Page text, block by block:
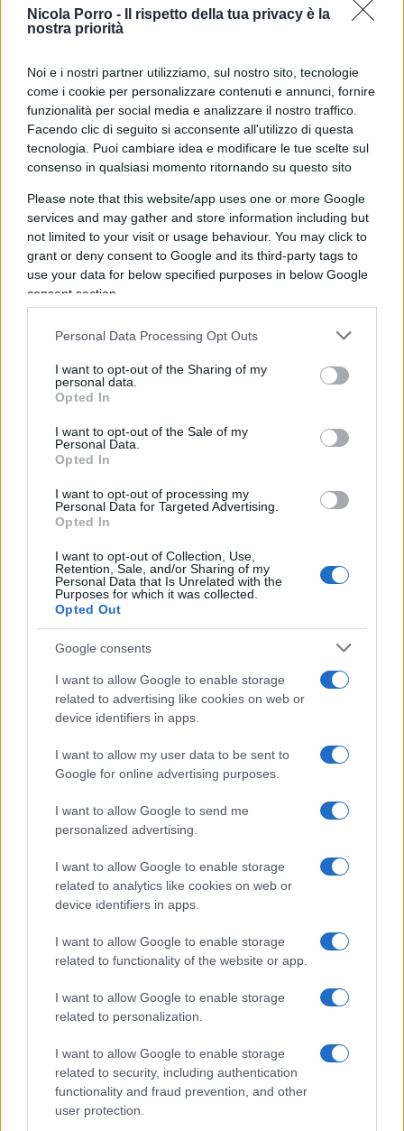
Nicola Porro -
Il rispetto della tua privacy è la
nostra priorità
Noi e i nostri partner utilizziamo, sul nostro sito, tecnologie
come i cookie per personalizzare contenuti e annunci, fornire
funzionalità per social media e analizzare il nostro traffico.
Facendo clic di seguito si acconsente all'utilizzo di questa
tecnologia. Puoi cambiare idea e modificare le tue scelte sul
consenso in qualsiasi momento ritornando su questo sito
Please note that this website/app uses one or more Google
services and may gather and store information including but
not limited to your visit or usage behaviour. You may click to
grant or deny consent to Google and its third-party tags to
use your data for below specified purposes in below Google
consent section.
Personal Data Processing Opt Outs
I want to opt-out of the Sharing of my
personal data.
Opted In
I want to opt-out of the Sale of my
Personal Data.
Opted In
I want to opt-out of processing my
Personal Data for Targeted Advertising.
Opted In
I want to opt-out of Collection, Use,
Retention, Sale, and/or Sharing of my
Personal Data that Is Unrelated with the
Purposes for which it was collected.
Opted Out
Google consents
I want to allow Google to enable storage
related to advertising like cookies on web or
device identifiers in apps.
I want to allow my user data to be sent to
Google for online advertising purposes.
I want to allow Google to send me
personalized advertising.
I want to allow Google to enable storage
related to analytics like cookies on web or
device identifiers in apps.
I want to allow Google to enable storage
related to functionality of the website or app.
I want to allow Google to enable storage
related to personalization.
I want to allow Google to enable storage
related to security, including authentication
functionality and fraud prevention, and other
user protection.
scesi in piazza quattro fascistelli senza bruciare
nulla e avete detto che era un oltraggio alla
ca*** quando qualcuno brucia l’immagine di
ministro e del presidente del Consiglio, mamma
mia!”
critica una dichiarazione di una partecipante,
Frankamente, che ha definito una sconfitta il
fatto che solo una ragazza sia arrivata in finale:
“Tal, Frankamente, dice ‘siccome una sola ragazza
va in finale, è un’enorme sconfitta, la cosa va
considerata una sconfitta’. Ma voi vi siete bevuti
la gente applaudiva. Ma che ca*** applaudite?
Cosa ca*** applaudite?”.
Infine, Cruciani tocca la questione dei
reati a
Milano, affermando che il 65% dei reati è
commesso da stranieri: “Vi dico un solo dato che
è un dato certo, verificato, il 65% dei reati a
Milano è commesso da stranieri. Punto. Centro
studi Cruciani. A me non me ne frega nulla, ma
bisogna partire da voi che siete fissati dai dati.”
Nicolaporro.it è anche su Whatsapp. È
sufficientecliccare quiper iscriversi al canale ed
essere sempre aggiornati (gratis)
#SINDACATO
#X FACTOR